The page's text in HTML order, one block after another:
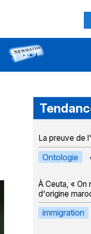
La preuve de
Ontologie
À Ceuta, « On
d'origine
immigration